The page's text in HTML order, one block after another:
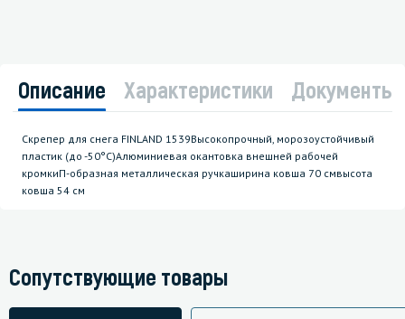
Описание Характеристики Документы
Скрепер для снега FINLAND 1539Высокопрочный, морозоустойчивый
пластик (до -50°С)Алюминиевая окантовка внешней рабочей
кромкиП-образная металлическая ручкаширина ковша 70 смвысота
ковша 54 см
Сопутствующие товары